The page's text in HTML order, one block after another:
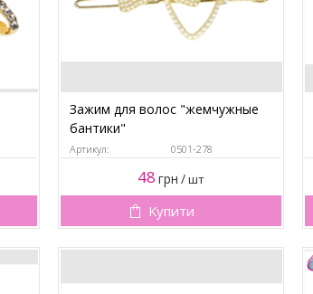
Зажим для волос "жемчужные
бантики"
Артикул: 0501-278
48 грн /шт
Купити